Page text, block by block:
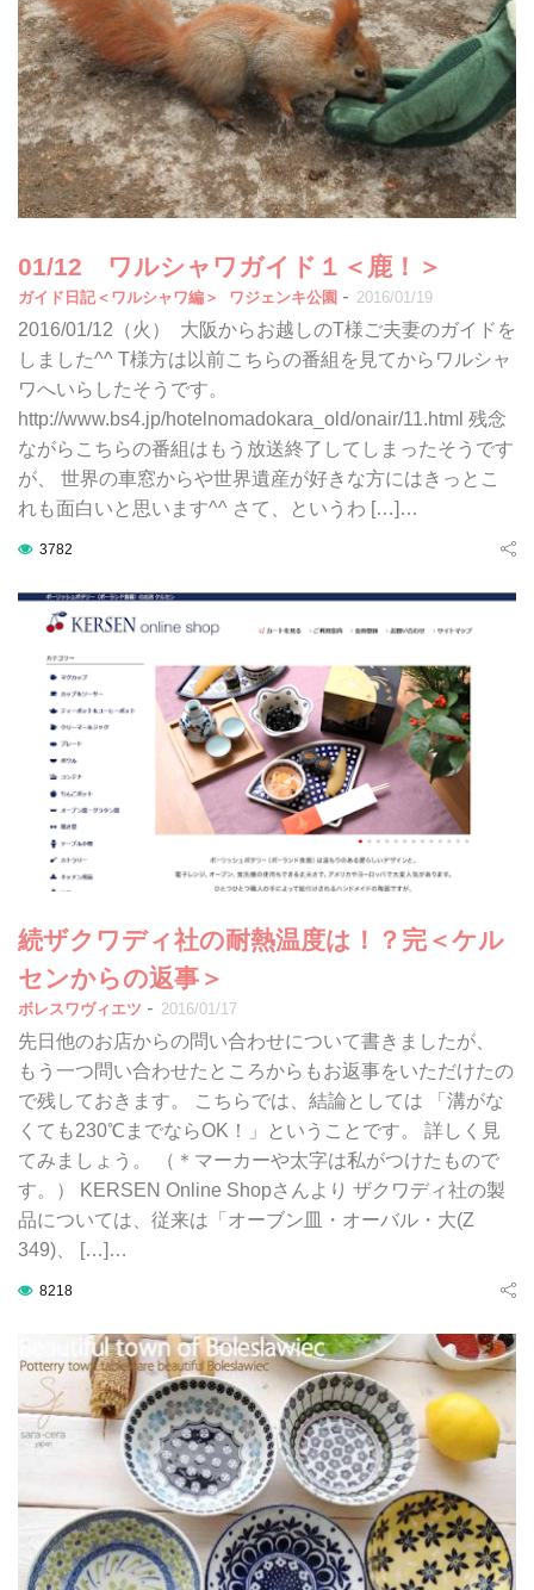
01/12 ワルシャワガイド１＜鹿！＞
ガイド日記＜ワルシャワ編＞ ワジェンキ公園 - 2016/01/19
2016/01/12（火） 大阪からお越しのT様ご夫妻のガイドを
しました^^ T様方は以前こちらの番組を見てからワルシャ
ワへいらしたそうです。
http://www.bs4.jp/hotelnomadokara_old/onair/11.html 残念
ながらこちらの番組はもう放送終了してしまったそうです
が、 世界の車窓からや世界遺産が好きな方にはきっとこ
れも面白いと思います^^ さて、というわ […]…
3782
続ザクワディ社の耐熱温度は！？完＜ケル
センからの返事＞
ボレスワヴィエツ - 2016/01/17
先日他のお店からの問い合わせについて書きましたが、
もう一つ問い合わせたところからもお返事をいただけたの
で残しておきます。 こちらでは、結論としては 「溝がな
くても230℃までならOK！」ということです。 詳しく見
てみましょう。 （＊マーカーや太字は私がつけたもので
す。） KERSEN Online Shopさんより ザクワディ社の製
品については、従来は「オーブン皿・オーバル・大(Z
349)、 […]…
8218